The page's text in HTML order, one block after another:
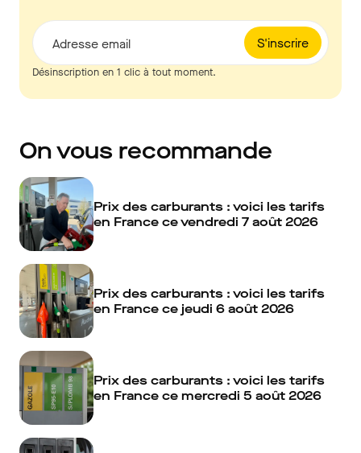
S'inscrire
Adresse email
Désinscription en 1 clic à tout moment.
On vous recommande
Prix des carburants : voici les tarifs
en France ce vendredi 7 août 2026
Prix des carburants : voici les tarifs
en France ce jeudi 6 août 2026
Prix des carburants : voici les tarifs
en France ce mercredi 5 août 2026